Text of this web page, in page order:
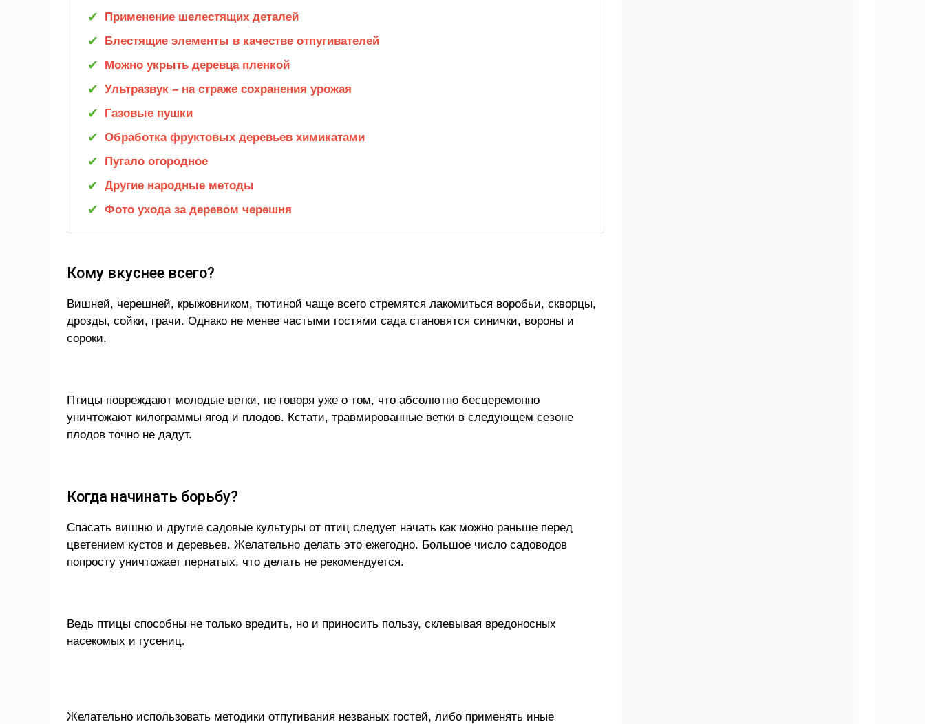
Применение шелестящих деталей
Блестящие элементы в качестве отпугивателей
Можно укрыть деревца пленкой
Ультразвук – на страже сохранения урожая
Газовые пушки
Обработка фруктовых деревьев химикатами
Пугало огородное
Другие народные методы
Фото ухода за деревом черешня
Кому вкуснее всего?
Вишней, черешней, крыжовником, тютиной чаще всего стремятся лакомиться воробьи, скворцы,
дрозды, сойки, грачи. Однако не менее частыми гостями сада становятся синички, вороны и
сороки.
Птицы повреждают молодые ветки, не говоря уже о том, что абсолютно бесцеремонно
уничтожают килограммы ягод и плодов. Кстати, травмированные ветки в следующем сезоне
плодов точно не дадут.
Когда начинать борьбу?
Спасать вишню и другие садовые культуры от птиц следует начать как можно раньше перед
цветением кустов и деревьев. Желательно делать это ежегодно. Большое число садоводов
попросту уничтожает пернатых, что делать не рекомендуется.
Ведь птицы способны не только вредить, но и приносить пользу, склевывая вредоносных
насекомых и гусениц.
Желательно использовать методики отпугивания незваных гостей, либо применять иные